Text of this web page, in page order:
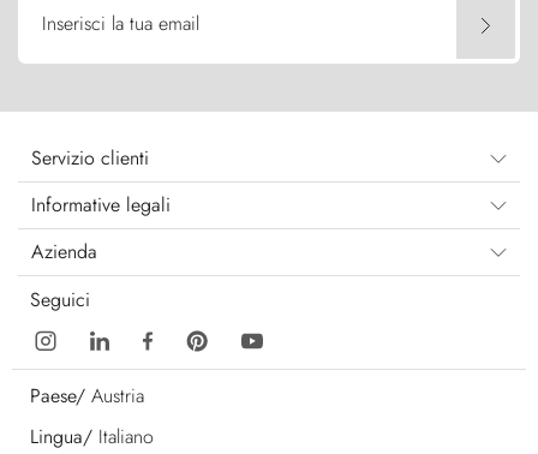
Inserisci la tua email
Servizio clienti
Informative legali
Azienda
Seguici
Paese/ Austria
Lingua/ Italiano